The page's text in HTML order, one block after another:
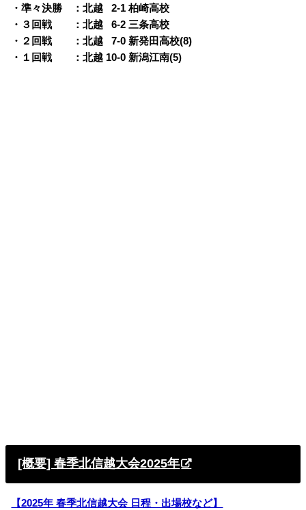
・準々決勝 ：北越 02-1 柏崎高校
・３回戦 ：北越
06-2 三条高校
・２回戦 ：北越
07-0 新発田高校(8)
・１回戦 ：北越 10-0 新潟江南(5)
[概要] 春季北信越大会2025年
【2025年 春季北信越大会 日程・出場校など】